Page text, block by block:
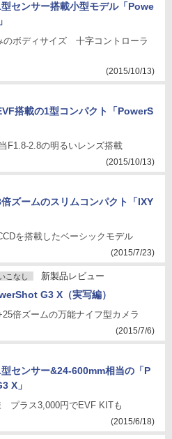
センサー搭載小型モデル「Powe
のボディサイズ 十字コントローラ
(2015/10/13)
搭載の1型コンパクト「PowerS
F1.8-2.8の明るいレンズ搭載
(2015/10/13)
ズームのスリムコンパクト「IXY
を搭載したベーシックモデル
(2015/7/23)
こなし 新製品レビュー
G3 X（実写編）
倍ズームの万能ナイフ型カメラ
(2015/7/6)
センサー&24-600mm相当の「P
X」
プラス3,000円でEVF KITも
(2015/6/18)